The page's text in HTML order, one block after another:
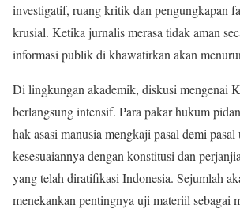
investigatif, ruang kritik dan pengungkapan
krusial. Ketika jurnalis merasa tidak aman
informasi publik di khawatirkan akan
Di lingkungan akademik, diskusi mengenai
berlangsung intensif. Para pakar hukum
hak asasi manusia mengkaji pasal demi
kesesuaiannya dengan konstitusi dan
yang telah diratifikasi Indonesia. Sejumlah
menekankan pentingnya uji materiil sebagai